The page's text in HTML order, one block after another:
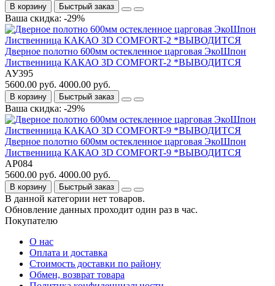
В корзину Быстрый заказ
Ваша скидка: -29%
Дверное полотно 600мм остекленное царговая ЭкоШпон
Лиственница КАКАО 3D COMFORT-2 *ВЫВОДИТСЯ
АУ395
5600.00 руб. 4000.00 руб.
В корзину Быстрый заказ
Ваша скидка: -29%
Дверное полотно 600мм остекленное царговая ЭкоШпон
Лиственница КАКАО 3D COMFORT-9 *ВЫВОДИТСЯ
АР084
5600.00 руб. 4000.00 руб.
В корзину Быстрый заказ
В данной категории нет товаров.
Обновление данных проходит один раз в час.
Покупателю
О нас
Оплата и доставка
Стоимость доставки по району
Обмен, возврат товара